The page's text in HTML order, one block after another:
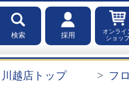
検索 採用
オンライ
ショッ
川越店トップ
フ